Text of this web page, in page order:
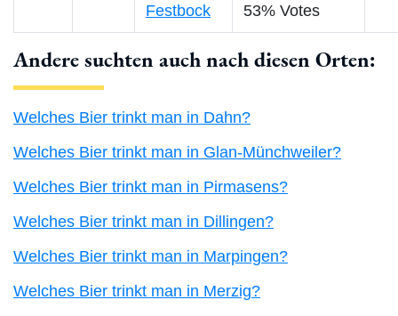
Festbock
53% Votes
Andere suchten auch nach diesen Orten:
Welches Bier trinkt man in Dahn?
Welches Bier trinkt man in Glan-Münchweiler?
Welches Bier trinkt man in Pirmasens?
Welches Bier trinkt man in Dillingen?
Welches Bier trinkt man in Marpingen?
Welches Bier trinkt man in Merzig?